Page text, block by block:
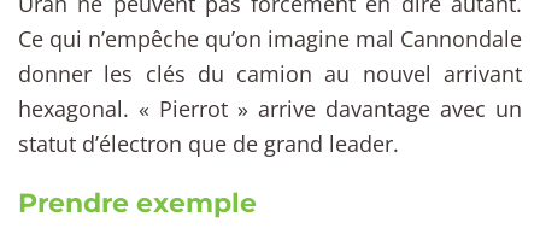
Ce qui n’empêche qu’on imagine mal Cannondale
donner les clés du camion au nouvel arrivant
hexagonal. « Pierrot » arrive davantage avec un
statut d’électron que de grand leader.
Prendre exemple